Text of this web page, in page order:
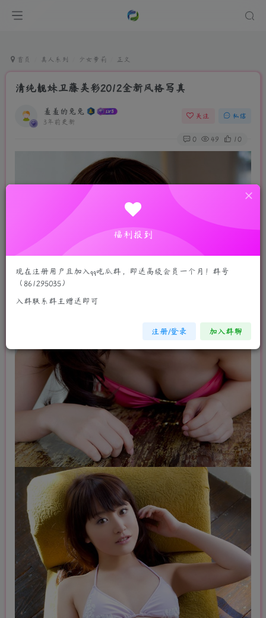
首页 真人系列 少女萝莉 正文
清纯靓妹卫藤美彩2012全新风格写真
羞羞的兔兔
3年前更新
关注 私信
0 49 10
福利报到
现在注册用户且加入qq吃瓜群，即送高级会员一个月！群号
（861295035）
入群联系群主赠送即可
注册/登录 加入群聊